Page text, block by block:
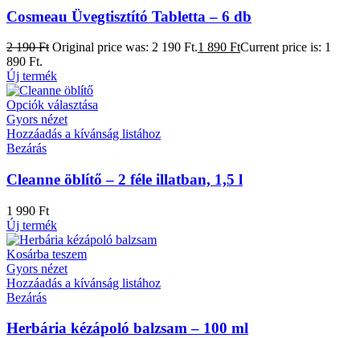
Cosmeau Üvegtisztító Tabletta – 6 db
2 190Ft Original price was: 2 190 Ft.1 890 FtCurrent price is: 1
890 Ft.
Új termék
Opciók választása
Gyors nézet
Hozzáadás a kívánság listához
Bezárás
Cleanne öblítő – 2 féle illatban, 1,5 l
1 990 Ft
Új termék
Kosárba teszem
Gyors nézet
Hozzáadás a kívánság listához
Bezárás
Herbária kézápoló balzsam – 100 ml